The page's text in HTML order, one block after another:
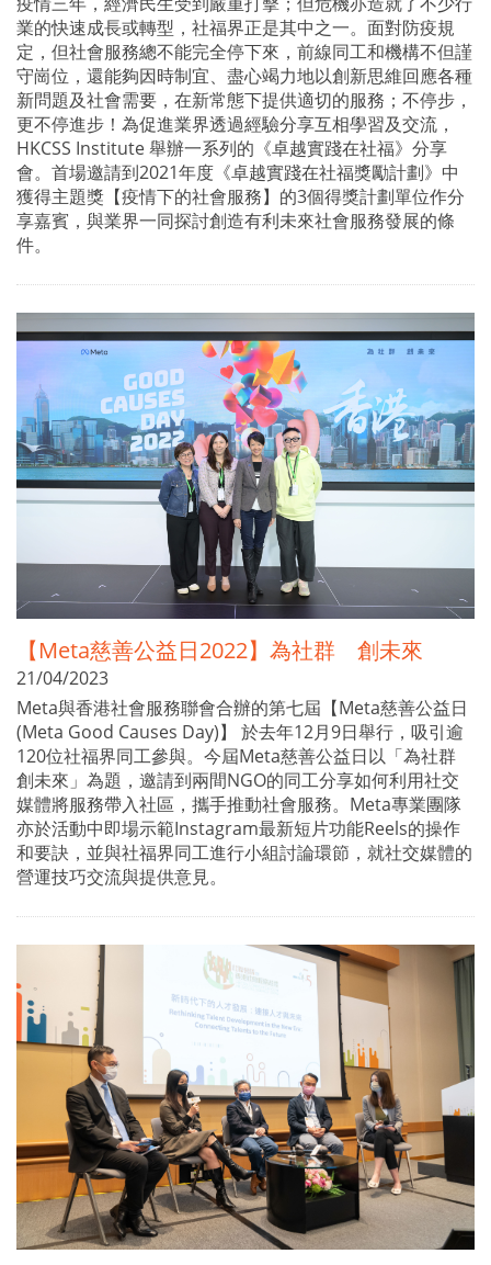
業的快速成長或轉型，社福界正是其中之一。面對防疫規
定，但社會服務總不能完全停下來，前線同工和機構不但謹
守崗位，還能夠因時制宜、盡心竭力地以創新思維回應各種
新問題及社會需要，在新常態下提供適切的服務；不停步，
更不停進步！為促進業界透過經驗分享互相學習及交流，
HKCSS Institute 舉辦一系列的《卓越實踐在社福》分享
會。首場邀請到2021年度《卓越實踐在社福獎勵計劃》中
獲得主題獎【疫情下的社會服務】的3個得獎計劃單位作分
享嘉賓，與業界一同探討創造有利未來社會服務發展的條
件。
【Meta慈善公益日2022】為社群 創未來
21/04/2023
Meta與香港社會服務聯會合辦的第七屆【Meta慈善公益日
(Meta Good Causes Day)】 於去年12月9日舉行，吸引逾
120位社福界同工參與。今屆Meta慈善公益日以「為社群
創未來」為題，邀請到兩間NGO的同工分享如何利用社交
媒體將服務帶入社區，攜手推動社會服務。Meta專業團隊
亦於活動中即場示範Instagram最新短片功能Reels的操作
和要訣，並與社福界同工進行小組討論環節，就社交媒體的
營運技巧交流與提供意見。